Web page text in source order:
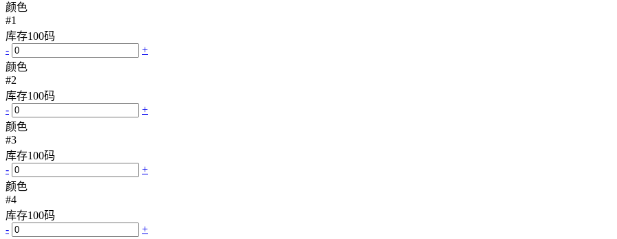
颜色
#1
库存100码
-
+
颜色
#2
库存100码
-
+
颜色
#3
库存100码
-
+
颜色
#4
库存100码
-
+